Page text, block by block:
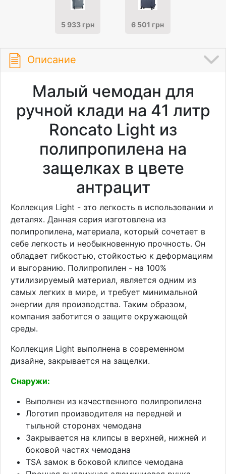
5 933 грн 6 501 грн
Описание
Малый чемодан для
ручной клади на 41 литр
Roncato Light из
полипропилена на
защелках в цвете
антрацит
Коллекция Light - это легкость в использовании и
деталях. Данная серия изготовлена из
полипропилена, материала, который сочетает в
себе легкость и необыкновенную прочность. Он
обладает гибкостью, стойкостью к деформациям
и выгоранию. Полипропилен - на 100%
утилизируемый материал, является одним из
самых легких в мире, и требует минимальной
энергии для производства. Таким образом,
компания заботится о защите окружающей
среды.
Коллекция Light выполнена в современном
дизайне, закрывается на защелки.
Снаружи:
Выполнен из качественного полипропилена
Логотип производителя на передней и
тыльной сторонах чемодана
Закрывается на клипсы в верхней, нижней и
боковой частях чемодана
TSA замок в боковой клипсе чемодана